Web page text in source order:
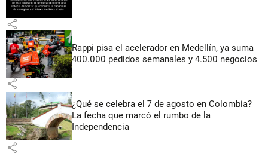
share
Rappi pisa el acelerador en Medellín, ya suma
400.000 pedidos semanales y 4.500 negocios
share
¿Qué se celebra el 7 de agosto en Colombia?
La fecha que marcó el rumbo de la
Independencia
share